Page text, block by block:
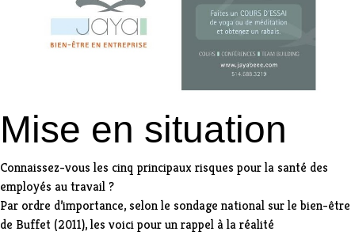
Mise en situation
Connaissez-vous les cinq principaux risques pour la santé des
employés au travail ?
Par ordre d’importance, selon le sondage national sur le bien-être
de Buffet (2011), les voici pour un rappel à la réalité